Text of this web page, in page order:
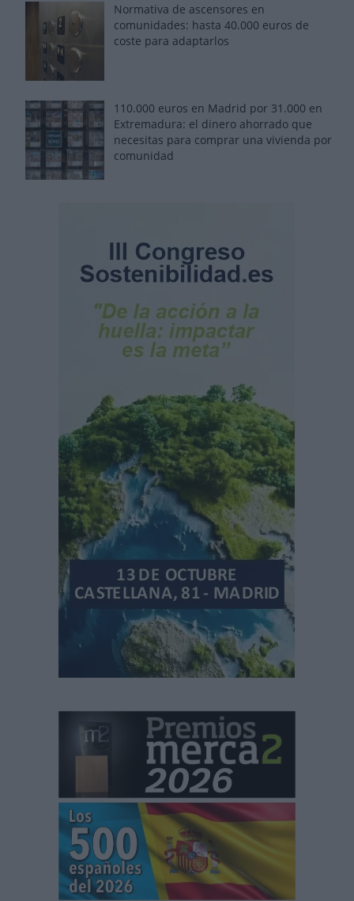
Normativa de ascensores en
comunidades: hasta 40.000 euros de
coste para adaptarlos
110.000 euros en Madrid por 31.000 en
Extremadura: el dinero ahorrado que
necesitas para comprar una vivienda por
comunidad